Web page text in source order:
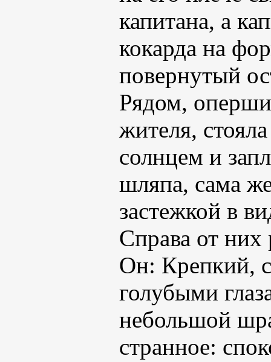
капитана, а
кокарда на
повернутый
Рядом,
жителя,
солнцем и
шляпа, сама
застежкой в
Справа от
Он: Крепкий,
голубыми
небольшой
странное: